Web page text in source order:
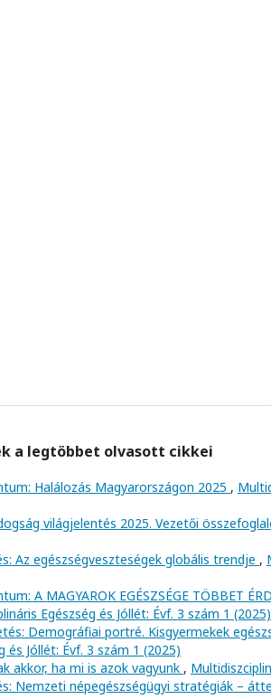
a legtöbbet olvasott cikkei
Halálozás Magyarországon 2025 ,
világjelentés 2025. Vezetői
Az egészségveszteségek globális trendje ,
A MAGYAROK EGÉSZSÉGE TÖBBET
Egészség és Jóllét: Évf. 3 szám 1 (2025)
Demográfiai portré. Kisgyermekek
és Jóllét: Évf. 3 szám 1 (2025)
akkor, ha mi is azok vagyunk ,
Nemzeti népegészségügyi stratégiák –